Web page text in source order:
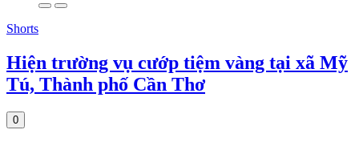
Shorts
Hiện trường vụ cướp tiệm vàng tại xã Mỹ
Tú, Thành phố Cần Thơ
0